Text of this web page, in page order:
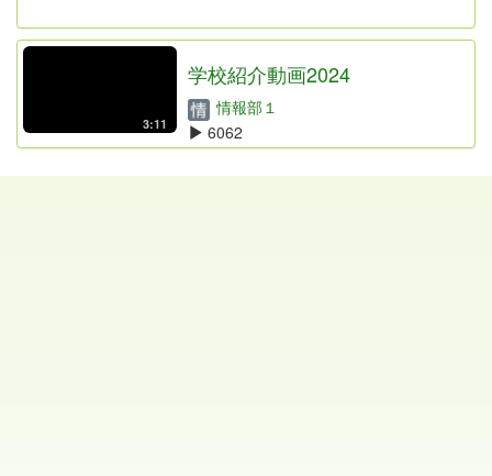
3:11
学校紹介動画2024
情報部１
6062